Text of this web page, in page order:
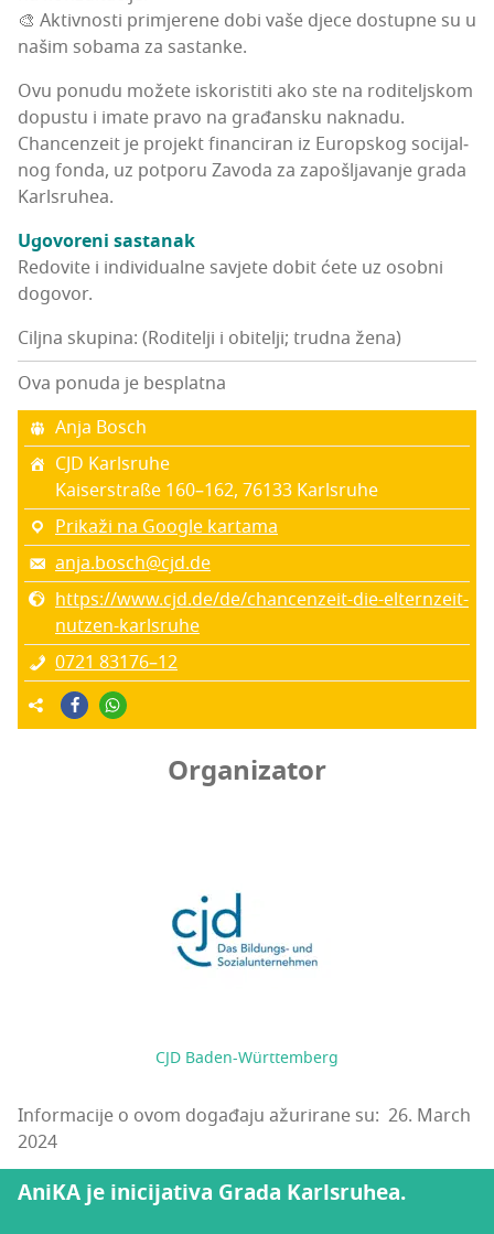
🎨 Aktiv­nos­ti pri­mje­re­ne dobi vaše dje­ce dos­tup­ne su u
našim soba­ma za sastanke.
Ovu ponu­du može­te isko­ris­ti­ti ako ste na rodi­telj­skom
dopus­tu i ima­te pra­vo na gra­đan­sku naknadu.
Chan­cen­ze­it je pro­jekt finan­ci­ran iz Europ­skog soci­jal­
nog fon­da, uz pot­po­ru Zavo­da za zapoš­lja­va­nje gra­da
Karlsruhea.
Ugo­vo­re­ni sastanak
Redo­vi­te i indi­vi­du­al­ne savje­te dobit ćete uz osob­ni
dogovor.
Ciljna skupina: (Roditelji i obitelji; trudna žena)
Ova ponuda je besplatna
Anja Bos­ch
CJD Kar­l­sru­he
Kaiser­straße 160–162, 76133 Kar­l­sru­he
Prikaži na Google kartama
anja.bosch@cjd.de
https://www.cjd.de/de/chancenzeit-die-elternzeit-
nutzen-karlsruhe
0721 83176–12
Organizator
CJD Baden-Württemberg
Informacije o ovom događaju ažurirane su: 26. March
2024
AniKA je inicijativa Grada Karlsruhea.